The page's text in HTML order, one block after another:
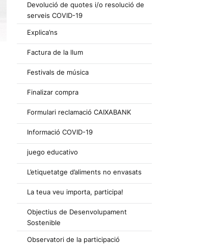
Devolució de quotes i/o resolució de
serveis COVID-19
Explica’ns
Factura de la llum
Festivals de música
Finalizar compra
Formulari reclamació CAIXABANK
Informació COVID-19
juego educativo
L’etiquetatge d’aliments no envasats
La teua veu importa, participa!
Objectius de Desenvolupament
Sostenible
Observatori de la participació